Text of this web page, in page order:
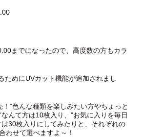
までになったので、高度数の方もカラ
ためにUVカット機能が追加されまし
”色んな種類を楽しみたい方やちょっと
んて方は10枚入り、”お気に入りを毎日
30枚入りにしてみたりと、それぞれの
わせて選べますよ～！